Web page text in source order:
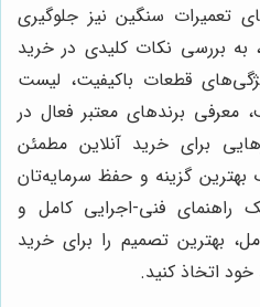
تعمیرات سنگین نیز جلوگیری
به بررسی نکات کلیدی در خرید
قطعات باکیفیت، لیست
برندهای معتبر فعال در
برای خرید آنلاین مطمئن
بهترین گزینه و حفظ سرمایه‌تان
راهنمای فنی-اجرایی کامل و
بهترین تصمیم را برای خرید
اتخاذ کنید.